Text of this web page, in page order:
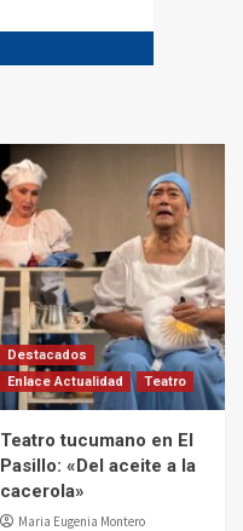
Destacados
Enlace Actualidad
Teatro
Teatro tucumano en El
Pasillo: «Del aceite a la
cacerola»
Maria Eugenia Montero